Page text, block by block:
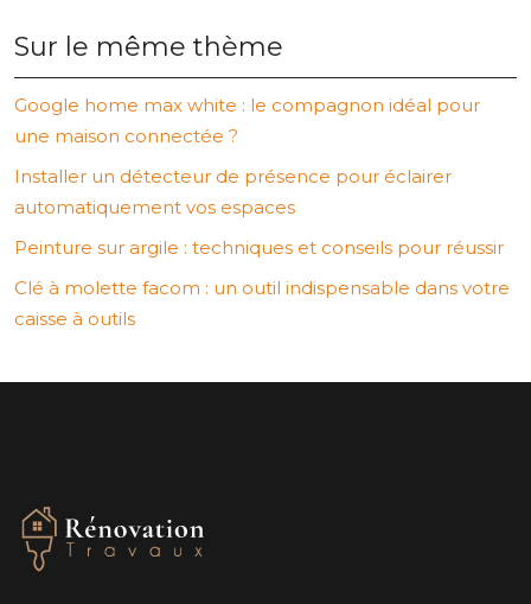
Sur le même thème
Google home max white : le compagnon idéal pour
une maison connectée ?
Installer un détecteur de présence pour éclairer
automatiquement vos espaces
Peinture sur argile : techniques et conseils pour réussir
Clé à molette facom : un outil indispensable dans votre
caisse à outils